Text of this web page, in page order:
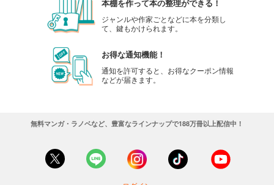
本棚を作って本の整理ができる！
ジャンルや作家ごとなどに本を分類し
て、鍵もかけられます。
お得な通知機能！
通知を許可すると、お得なクーポン情報
などが届きます。
無料マンガ・ラノベなど、豊富なラインナップで188万冊以上配信中！